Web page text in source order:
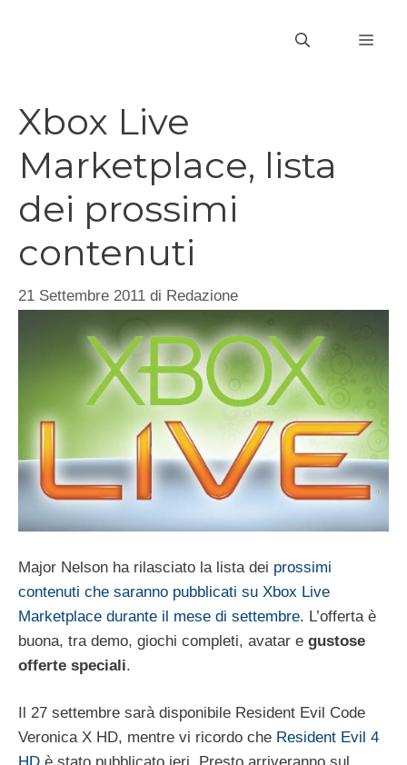
Xbox Live
Marketplace, lista
dei prossimi
contenuti
21 Settembre 2011 di Redazione
Major Nelson ha rilasciato la lista dei prossimi
contenuti che saranno pubblicati su Xbox Live
Marketplace durante il mese di settembre. L’offerta è
buona, tra demo, giochi completi, avatar e gustose
offerte speciali.
Il 27 settembre sarà disponibile Resident Evil Code
Veronica X HD, mentre vi ricordo che Resident Evil 4